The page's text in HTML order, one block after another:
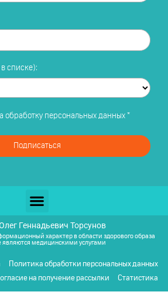
списке):
обработку персональных данных*
Подписаться
Геннадьевич Торсунов
характер в области здорового образа
являются медицинскими услугами
Политика обработки персональных данных
на получение рассылки
Статистика